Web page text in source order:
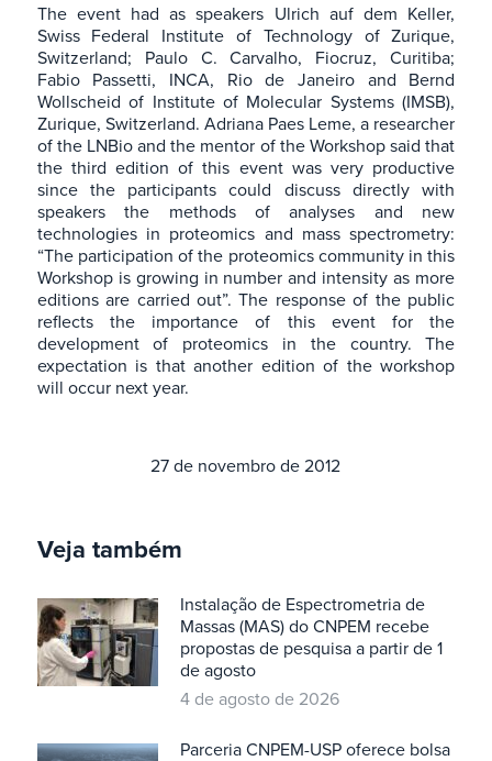
The event had as speakers Ulrich auf dem Keller,
Swiss Federal Institute of Technology of Zurique,
Switzerland; Paulo C. Carvalho, Fiocruz, Curitiba;
Fabio Passetti, INCA, Rio de Janeiro and Bernd
Wollscheid of Institute of Molecular Systems (IMSB),
Zurique, Switzerland. Adriana Paes Leme, a researcher
of the LNBio and the mentor of the Workshop said that
the third edition of this event was very productive
since the participants could discuss directly with
speakers the methods of analyses and new
technologies in proteomics and mass spectrometry:
“The participation of the proteomics community in this
Workshop is growing in number and intensity as more
editions are carried out”. The response of the public
reflects the importance of this event for the
development of proteomics in the country. The
expectation is that another edition of the workshop
will occur next year.
27 de novembro de 2012
Veja também
Instalação de Espectrometria de
Massas (MAS) do CNPEM recebe
propostas de pesquisa a partir de 1
de agosto
4 de agosto de 2026
Parceria CNPEM-USP oferece bolsa